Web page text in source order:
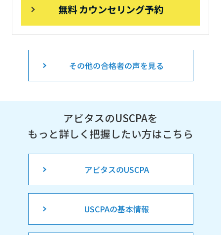
無料 カウンセリング予約
その他の合格者の声を見る
アビタスのUSCPAを
もっと詳しく把握したい方はこちら
アビタスのUSCPA
USCPAの基本情報